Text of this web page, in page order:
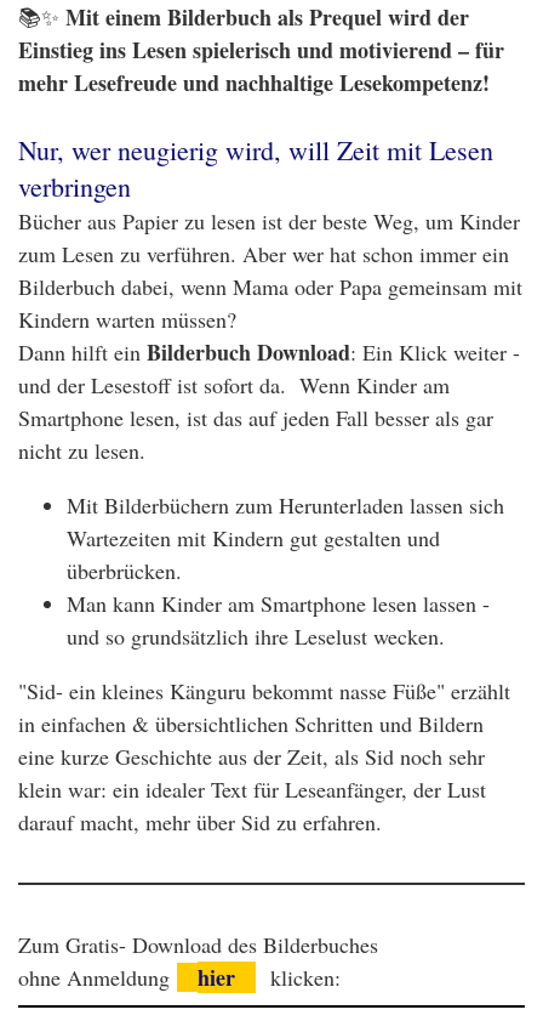
📚✨ Mit einem Bilderbuch als Prequel wird der
Einstieg ins Lesen spielerisch und motivierend – für
mehr Lesefreude und nachhaltige Lesekompetenz!
Nur, wer neugierig wird, will Zeit mit Lesen
verbringen
Bücher aus Papier zu lesen ist der beste Weg, um Kinder
zum Lesen zu verführen. Aber wer hat schon immer ein
Bilderbuch dabei, wenn Mama oder Papa gemeinsam mit
Kindern warten müssen?
Dann hilft ein Bilderbuch Download: Ein Klick weiter -
und der Lesestoff ist sofort da. Wenn Kinder am
Smartphone lesen, ist das auf jeden Fall besser als gar
nicht zu lesen.
Mit Bilderbüchern zum Herunterladen lassen sich
Wartezeiten mit Kindern gut gestalten und
überbrücken.
Man kann Kinder am Smartphone lesen lassen -
und so grundsätzlich ihre Leselust wecken.
"Sid- ein kleines Känguru bekommt nasse Füße" erzählt
in einfachen & übersichtlichen Schritten und Bildern
eine kurze Geschichte aus der Zeit, als Sid noch sehr
klein war: ein idealer Text für Leseanfänger, der Lust
darauf macht, mehr über Sid zu erfahren.
Zum Gratis- Download des Bilderbuches
ohne Anmeldung
hier klicken: